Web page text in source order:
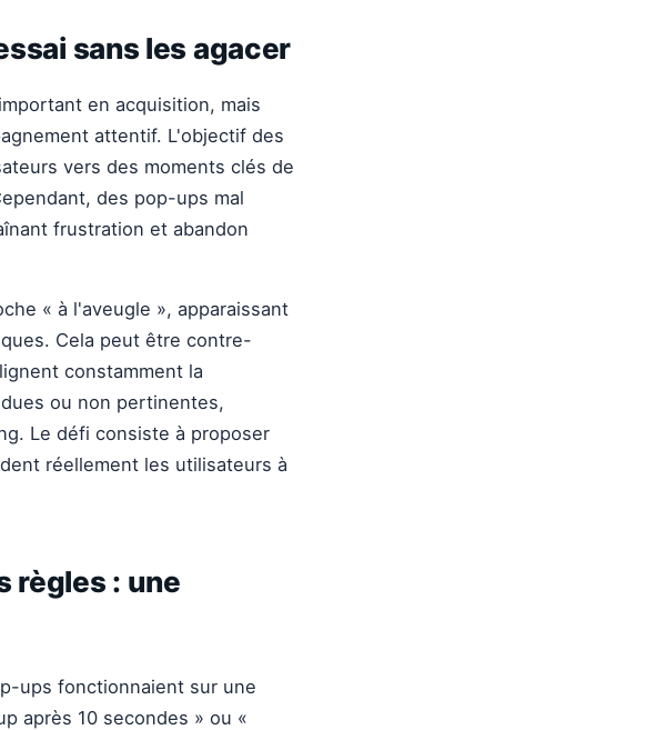
sans les agacer
en acquisition, mais
attentif. L'objectif des
vers des moments clés de
des pop-ups mal
frustration et abandon
« à l'aveugle », apparaissant
Cela peut être contre-
constamment la
ou non pertinentes,
Le défi consiste à proposer
réellement les utilisateurs à
règles : une
ups fonctionnaient sur une
après 10 secondes » ou «